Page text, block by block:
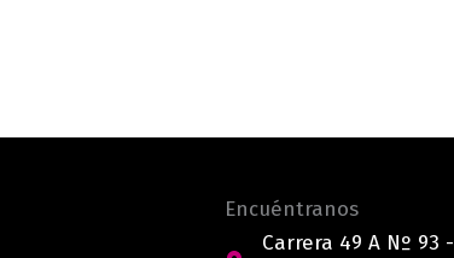
Encuéntranos
Carrera 49 A Nº 93